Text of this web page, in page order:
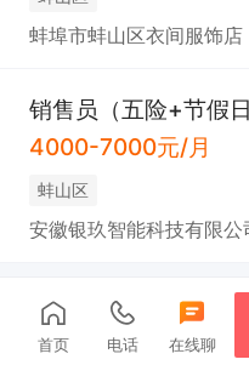
蚌埠市蚌山区衣间服饰店
销售员（五险+节假
4000-7000元/月
蚌山区
安徽银玖智能科技有限公
首页 电话 在线聊